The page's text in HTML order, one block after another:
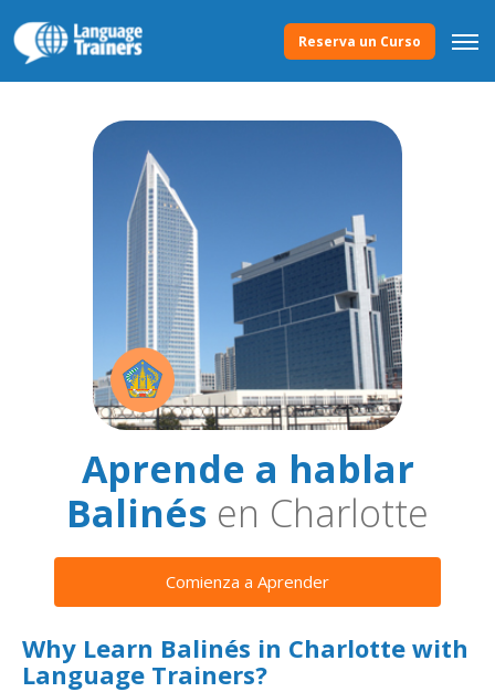
Reserva un Curso
Aprende a hablar
Balinés en Charlotte
Comienza a Aprender
Why Learn Balinés in Charlotte with
Language Trainers?